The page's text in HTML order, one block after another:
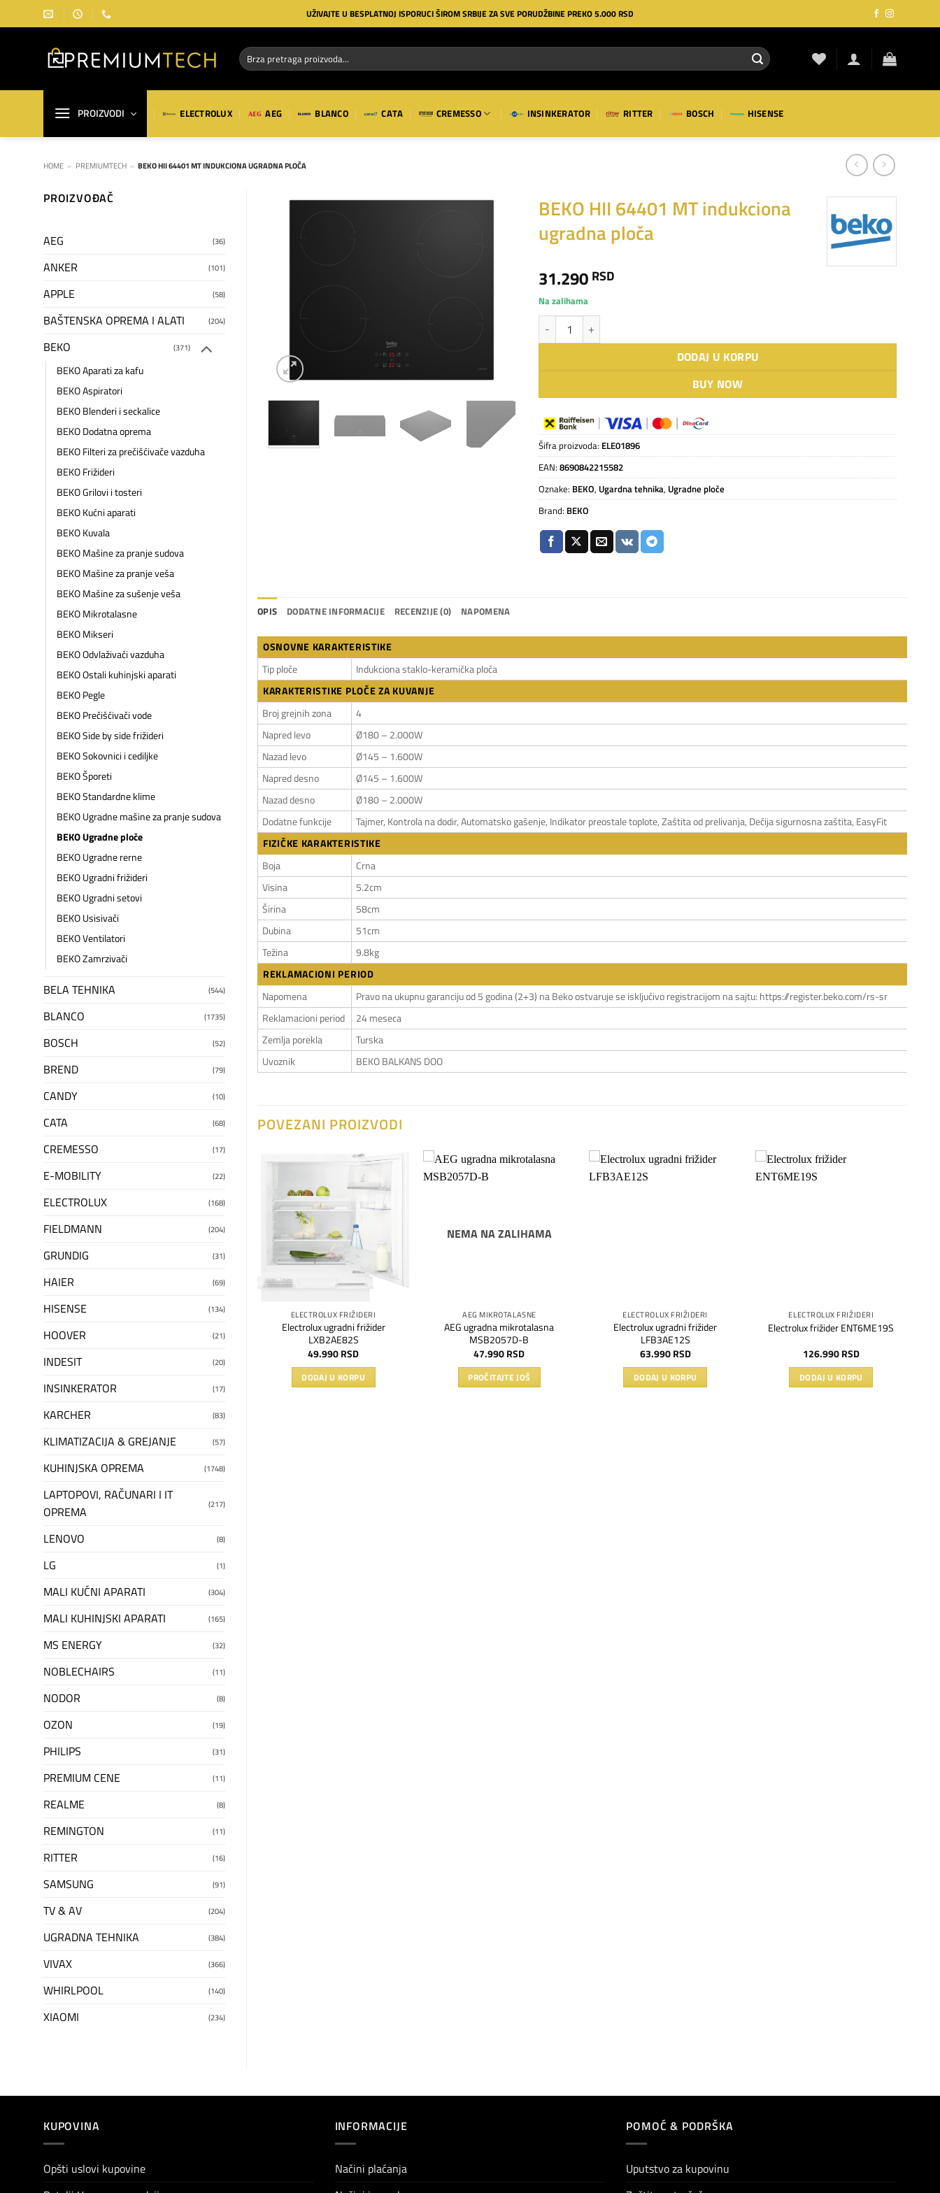
na
UŽIVAJTE U BESPLATNOJ ISPORUCI ŠIROM SRBIJE ZA SVE PORUDŽBINE PREKO 5.000 RSD
Pretraga
za:
PROIZVODI ELECTROLUX AEG BLANCO CATA CREMESSO INSINKERATOR RITTER BOSCH HISENSE
HOME » PREMIUMTECH » BEKO HII 64401 MT INDUKCIONA UGRADNA PLOČA
PROIZVOĐAČ
AEG (36)
ANKER (101)
APPLE (58)
BAŠTENSKA OPREMA I ALATI (204)
BEKO (371)
BEKO Aparati za kafu
BEKO Aspiratori
BEKO Blenderi i seckalice
BEKO Dodatna oprema
BEKO Filteri za prečišćivače vazduha
BEKO Frižideri
BEKO Grilovi i tosteri
BEKO Kućni aparati
BEKO Kuvala
BEKO Mašine za pranje sudova
BEKO Mašine za pranje veša
BEKO Mašine za sušenje veša
BEKO Mikrotalasne
BEKO Mikseri
BEKO Odvlaživači vazduha
BEKO Ostali kuhinjski aparati
BEKO Pegle
BEKO Prečišćivači vode
BEKO Side by side frižideri
BEKO Sokovnici i cediljke
BEKO Šporeti
BEKO Standardne klime
BEKO Ugradne mašine za pranje sudova
BEKO Ugradne ploče
BEKO Ugradne rerne
BEKO Ugradni frižideri
BEKO Ugradni setovi
BEKO Usisivači
BEKO Ventilatori
BEKO Zamrzivači
BELA TEHNIKA (544)
BLANCO (1735)
BOSCH (52)
BREND (79)
CANDY (10)
CATA (68)
CREMESSO (17)
E-MOBILITY (22)
ELECTROLUX (168)
FIELDMANN (204)
GRUNDIG (31)
HAIER (69)
HISENSE (134)
HOOVER (21)
INDESIT (20)
INSINKERATOR (17)
KARCHER (83)
KLIMATIZACIJA & GREJANJE (57)
KUHINJSKA OPREMA (1748)
LAPTOPOVI, RAČUNARI I IT
OPREMA
(217)
LENOVO (8)
LG (1)
MALI KUĆNI APARATI (304)
MALI KUHINJSKI APARATI (165)
MS ENERGY (32)
NOBLECHAIRS (11)
NODOR (8)
OZON (19)
PHILIPS (31)
PREMIUM CENE (11)
REALME (8)
REMINGTON (11)
RITTER (16)
SAMSUNG (91)
TV & AV (204)
UGRADNA TEHNIKA (384)
VIVAX (366)
WHIRLPOOL (140)
XIAOMI (234)
BEKO HII 64401 MT indukciona
ugradna ploča
31.290 RSD
Na zalihama
BEKO HII 64401 MT indukciona ugradna ploča količina
DODAJ U KORPU
BUY NOW
Šifra proizvoda: ELE01896
EAN:8690842215582
Oznake: BEKO, Ugardna tehnika, Ugradne ploče
Brand: BEKO
OPIS DODATNE INFORMACIJE RECENZIJE (0) NAPOMENA
OSNOVNE KARAKTERISTIKE
Tip ploče
Indukciona staklo-keramička ploča
KARAKTERISTIKE PLOČE ZA KUVANJE
Broj grejnih zona
4
Napred levo
Ø180 – 2.000W
Nazad levo
Ø145 – 1.600W
Napred desno
Ø145 – 1.600W
Nazad desno
Ø180 – 2.000W
Dodatne funkcije
Tajmer, Kontrola na dodir, Automatsko gašenje, Indikator preostale toplote, Zaštita od prelivanja, Dečija sigurnosna zaštita, EasyFit
FIZIČKE KARAKTERISTIKE
Boja
Crna
Visina
5.2cm
Širina
58cm
Dubina
51cm
Težina
9.8kg
REKLAMACIONI PERIOD
Napomena
Pravo na ukupnu garanciju od 5 godina (2+3) na Beko ostvaruje se isključivo registracijom na sajtu: https://register.beko.com/rs-sr
Reklamacioni period
24 meseca
Zemlja porekla
Turska
Uvoznik
BEKO BALKANS DOO
POVEZANI PROIZVODI
Dodaj
na
listu
ELECTROLUX FRIŽIDERI
Electrolux ugradni frižider
LXB2AE82S
49.990RSD
DODAJ U KORPU
NEMA NA ZALIHAMA
AEG MIKROTALASNE
AEG ugradna mikrotalasna
MSB2057D-B
47.990RSD
PROČITAJTE JOŠ
ELECTROLUX FRIŽIDERI
Electrolux ugradni frižider
LFB3AE12S
63.990RSD
DODAJ U KORPU
ELECTROLUX FRIŽIDERI
Electrolux frižider ENT6ME19S
126.990RSD
DODAJ U KORPU
na
listu
rerna
na
listu
KUPOVINA
Opšti uslovi kupovine
INFORMACIJE
Načini plaćanja
POMOĆ & PODRŠKA
Uputstvo za kupovinu